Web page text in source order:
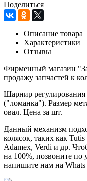
Поделиться
Описание товара
Характеристики
Отзывы
Фирменный магазин
продажу запчастей к
Шарнир
("ломанка"). Размер
овал. Цена за шт.
Данный механизм
колясок, таких как
Adamex, Verdi и др.
на 100%, позвоните
напишите нам на Whats